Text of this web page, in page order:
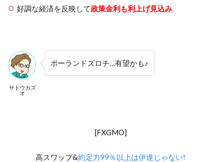
好調な経済を反映して政策金利も利上げ見込み
サトウカズ
オ
ポーランドズロチ…有望かも♪
[FXGMO]
高スワップ&約定力99％以上は伊達じゃない!